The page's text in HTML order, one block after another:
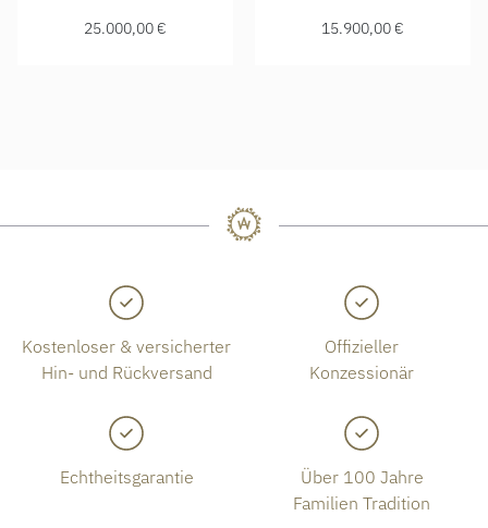
25.000,00 €
15.900,00 €
Kostenloser & versicherter
Hin- und Rückversand
Offizieller
Konzessionär
Echtheitsgarantie
Über 100 Jahre
Familien Tradition